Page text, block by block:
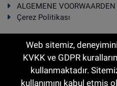
ALGEMENE VOORWAARDEN
Çerez Politikası
RSS Copyright © 2025
Web sitemiz,
KVKK ve GDPR
kullanmaktadır.
kullanımını kabul etmiş